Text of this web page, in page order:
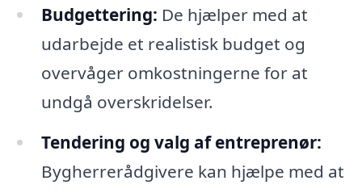
Budgettering: De hjælper med at
udarbejde et realistisk budget og
overvåger omkostningerne for at
undgå overskridelser.
Tendering og valg af entreprenør:
Bygherrerådgivere kan hjælpe med at